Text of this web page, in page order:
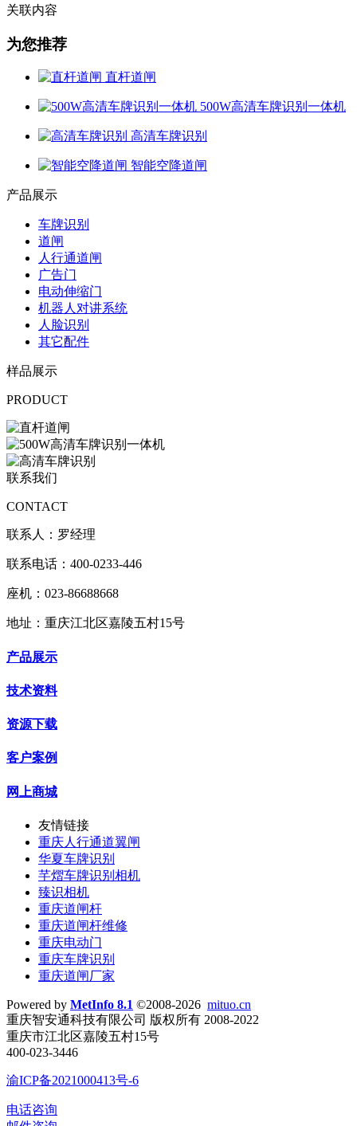
关联内容
为您推荐
直杆道闸
500W高清车牌识别一体机
高清车牌识别
智能空降道闸
产品展示
车牌识别
道闸
人行通道闸
广告门
电动伸缩门
机器人对讲系统
人脸识别
其它配件
样品展示
PRODUCT
联系我们
CONTACT
联系人：罗经理
联系电话：400-0233-446
座机：023-86688668
地址：重庆江北区嘉陵五村15号
产品展示
技术资料
资源下载
客户案例
网上商城
友情链接
重庆人行通道翼闸
华夏车牌识别
芊熠车牌识别相机
臻识相机
重庆道闸杆
重庆道闸杆维修
重庆电动门
重庆车牌识别
重庆道闸厂家
Powered by MetInfo 8.1 ©2008-2026 mituo.cn
重庆智安通科技有限公司 版权所有 2008-2022
重庆市江北区嘉陵五村15号
400-023-3446
渝ICP备2021000413号-6
电话咨询